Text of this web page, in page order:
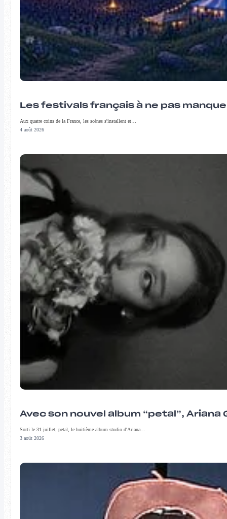
Les festivals français à ne pas
Aux quatre coins de la France, les scènes s'installent et…
4 août 2026
Avec son nouvel album “petal”,
Sorti le 31 juillet, petal, le huitième album studio d'Ariana…
3 août 2026